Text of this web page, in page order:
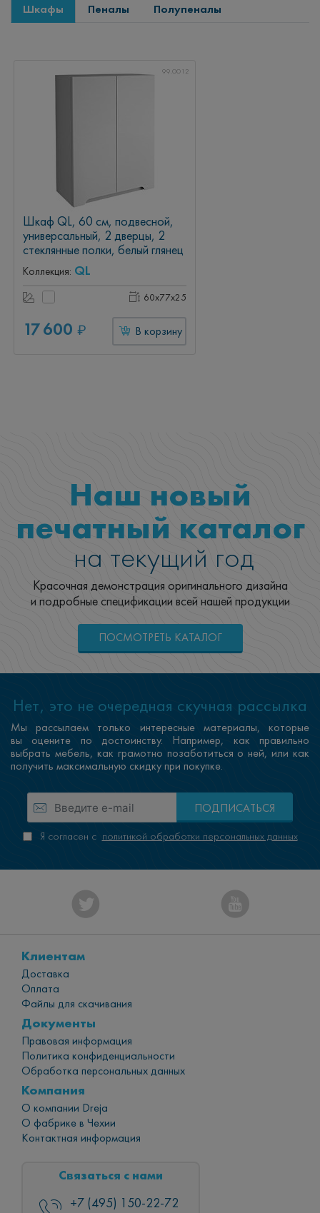
Шкафы Пеналы Полупеналы
99.0012
Шкаф QL, 60 см, подвесной,
универсальный, 2 дверцы, 2
стеклянные полки, белый глянец
Коллекция: QL
60x77x25
17 600 ₽ В корзину
Наш новый
печатный каталог
на текущий год
Красочная демонстрация оригинального дизайна
и подробные спецификации всей нашей продукции
ПОСМОТРЕТЬ КАТАЛОГ
Нет, это не очередная скучная рассылка
Мы рассылаем только интересные материалы, которые
вы оцените по достоинству. Например, как правильно
выбрать мебель, как грамотно позаботиться о ней, или как
получить максимальную скидку при покупке.
ПОДПИСАТЬСЯ
Я согласен с политикой обработки персональных данных
Клиентам
Доставка
Оплата
Файлы для скачивания
Документы
Правовая информация
Политика конфиденциальности
Обработка персональных данных
Компания
О компании Dreja
О фабрике в Чехии
Контактная информация
Связаться с нами
+7 (495) 150-22-72